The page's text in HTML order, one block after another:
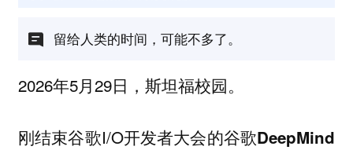
留给人类的时间，可能不多了。
2026年5月29日，斯坦福校园。
刚结束谷歌I/O开发者大会的谷歌DeepMind